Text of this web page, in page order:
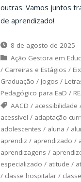
outras. Vamos juntos
de aprendizado!
8 de agosto de 2025
Ação Gestora em
/ Carreiras e Estágios /
Graduação / Jogos /
Pedagógico para EaD /
AACD / acessibilidade
acessível / adaptação
adolescentes / aluna /
aprendiz / aprendizado /
aprendizagens /
especializado / atitude /
/ classe hospitalar/